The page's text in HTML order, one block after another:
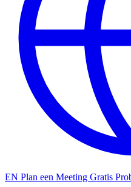
EN Plan een Meeting Gratis